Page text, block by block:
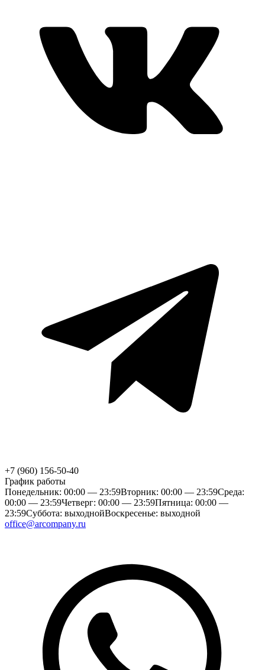
+7 (960) 156-50-40
График работы
Понедельник: 00:00 — 23:59Вторник: 00:00 — 23:59Среда:
00:00 — 23:59Четверг: 00:00 — 23:59Пятница: 00:00 —
23:59Суббота: выходнойВоскресенье: выходной
office@arcompany.ru